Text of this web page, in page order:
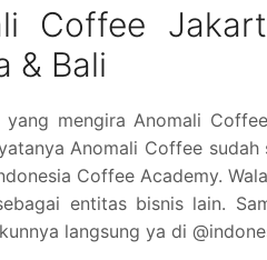
Coffee
& Bali
mengira Anomali
Anomali Coffee
Coffee Academy.
entitas bisnis lain.
langsung ya di